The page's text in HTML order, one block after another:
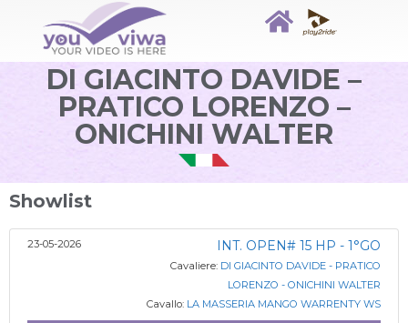
DI GIACINTO DAVIDE –
PRATICO LORENZO –
ONICHINI WALTER
Showlist
23-05-2026 INT. OPEN# 15 HP - 1°GO
Cavaliere: DI GIACINTO DAVIDE - PRATICO
LORENZO - ONICHINI WALTER
Cavallo: LA MASSERIA MANGO WARRENTY WS